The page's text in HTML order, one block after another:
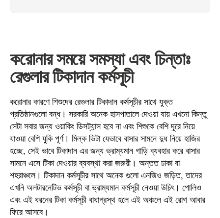
করোনার সময়ে সমস্যা এবং চিন্তাঃ
রেগুলার টিকাদান কর্মসূচী
করোনার কারণে শিশুদের রেগুলার টিকাদান কর্মসূচীর সাথে যুক্ত
প্রতিষ্ঠানগুলো বন্ধ। সরকারি অনেক হাসপাতালে দেওয়া যায় এখনো কিন্তু
সেটা সবার জন্য ওয়াকিং ডিসট্যান্স হবে না এবং শিশুকে বেশি দূরে নিয়ে
যাওয়া বেশি যুকি পূর্ণ। মিল্ক ভিটা যেভাবে বাসার সামনে দুধ নিয়ে হাজির
হচ্ছে, সেই ভাবে টিকাদান এর জন্য ভ্রাম্যমান গাড়ি ব্যবহার করে বাসার
সামনে এসে টিকা দেওয়ার ব্যবস্থা করা জরুরী। অন্তত ঢাকা বা
শহরাঞ্চলে। টিকাদান কর্মসূচীর সাথে অনেক গুলো এনজিও জড়িত, তাদের
এখনি অলটারনেটিভ কর্মসূচী বা ভ্রাম্যমান কর্মসূচী নেওয়া উচিৎ। পোলিও
এবং এই ধরনের টিকা কর্মসূচী বাধাগ্রস্থ হলে এই অঞ্চলে এই রোগ আবার
ফিরে আসবে।